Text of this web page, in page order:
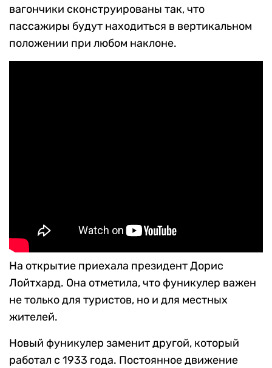
вагончики сконструированы так, что
пассажиры будут находиться в вертикальном
положении при любом наклоне.
На открытие приехала президент Дорис
Лойтхард. Она отметила, что фуникулер важен
не только для туристов, но и для местных
жителей.
Новый фуникулер заменит другой, который
работал с 1933 года. Постоянное движение